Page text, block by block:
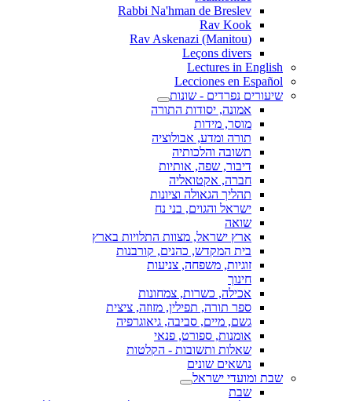
Rabbi Na'hman de Breslev
Rav Kook
(Rav Askenazi (Manitou
Leçons divers
Lectures in English
Lecciones en Español
שיעורים נפרדים - שונות
אמונה, יסודות התורה
מוסר, מידות
תורה ומדע, אבולוציה
תשובה והלכותיה
דיבור, שפה, אותיות
חברה, אקטואליה
תהליך הגאולה וציונות
ישראל והגוים, בני נח
שואה
ארץ ישראל, מצוות התלויות בארץ
בית המקדש, כהנים, קורבנות
זוגיות, משפחה, צניעות
חינוך
אכילה, כשרות, צמחונות
ספר תורה, תפילין, מזוזה, ציצית
גשם, מיים, סביבה, גיאוגרפיה
אומנות, ספורט, פנאי
שאלות ותשובות - הקלטות
נושאים שונים
שבת ומועדי ישראל
שבת